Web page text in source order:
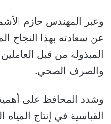
وعبر المهندس حازم
عن سعادته بهذا النجاح
المبذولة من قبل
والصرف الصحي.
وشدد المحافظ على أهمية
القياسية في إنتاج المياه